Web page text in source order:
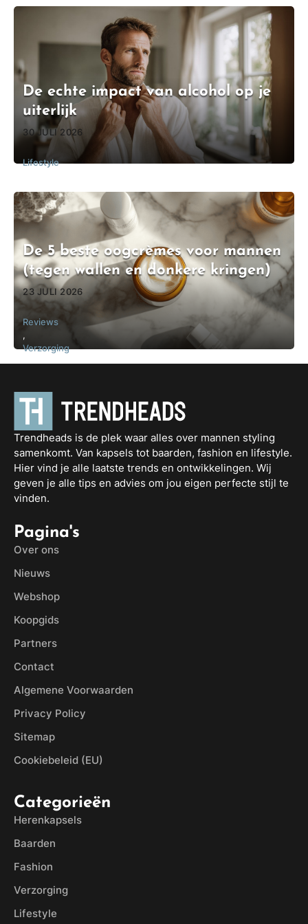
De echte impact van alcohol op je
uiterlijk
30 JULI 2026
Lifestyle
De 5 beste oogcrèmes voor mannen
(tegen wallen en donkere kringen)
23 JULI 2026
Reviews
,
Verzorging
Trendheads is de plek waar alles over mannen styling
samenkomt. Van kapsels tot baarden, fashion en lifestyle.
Hier vind je alle laatste trends en ontwikkelingen. Wij
geven je alle tips en advies om jou eigen perfecte stijl te
vinden.
Pagina's
Over ons
Nieuws
Webshop
Koopgids
Partners
Contact
Algemene Voorwaarden
Privacy Policy
Sitemap
Cookiebeleid (EU)
Categorieën
Herenkapsels
Baarden
Fashion
Verzorging
Lifestyle